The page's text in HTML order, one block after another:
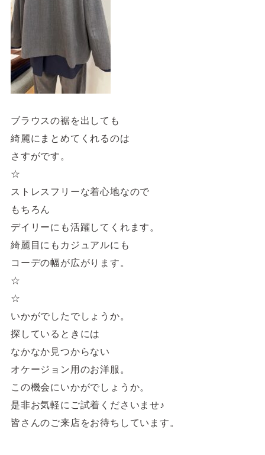
ブラウスの裾を出しても
綺麗にまとめてくれるのは
さすがです。
☆
ストレスフリーな着心地なので
もちろん
デイリーにも活躍してくれます。
綺麗目にもカジュアルにも
コーデの幅が広がります。
☆
☆
いかがでしたでしょうか。
探しているときには
なかなか見つからない
オケージョン用のお洋服。
この機会にいかがでしょうか。
是非お気軽にご試着くださいませ♪
皆さんのご来店をお待ちしています。